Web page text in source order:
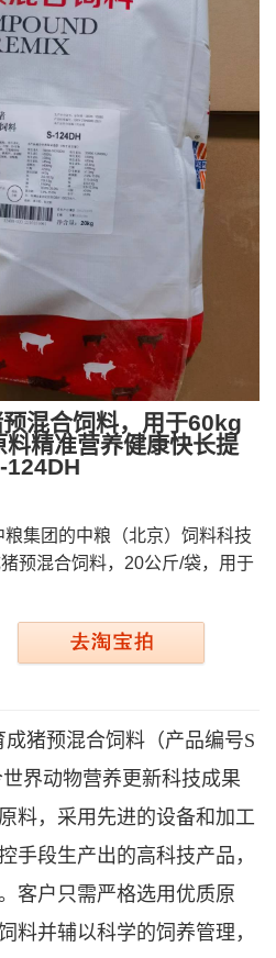
混合饲料，用于60kg
精准营养健康快长提
124DH
集团的中粮（北京）饲料科技
预混合饲料，20公斤/袋，用于
猪预混合饲料（产品编号S
界动物营养更新科技成果
料，采用先进的设备和加工
手段生产出的高科技产品，
客户只需严格选用优质原
料并辅以科学的饲养管理，